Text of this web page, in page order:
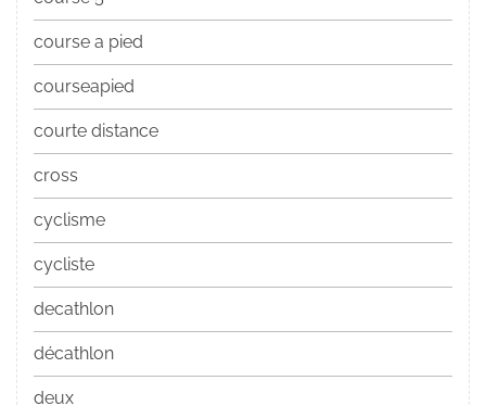
course a pied
courseapied
courte distance
cross
cyclisme
cycliste
decathlon
décathlon
deux